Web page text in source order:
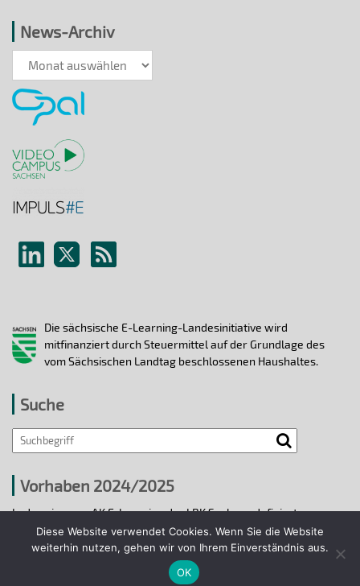
News-Archiv
News-
Archiv
Die sächsische E-Learning-Landesinitiative wird
mitfinanziert durch Steuermittel auf der Grundlage des
vom Sächsischen Landtag beschlossenen Haushaltes.
Suche
Vorhaben 2024/2025
In den vier vom AK E-Learning der LRK Sachsen definierten
strategischen Handlungsfeldern 2024/25 wurden bis 31.12.2025
ausgewählte E-Learning-Hochschulvorhaben durchgeführt.
Diese Website verwendet Cookies. Wenn Sie die Website
weiterhin nutzen, gehen wir von Ihrem Einverständnis aus.
OK